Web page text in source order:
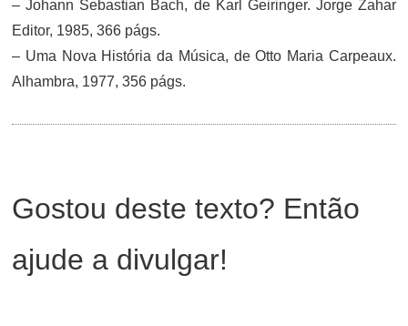
– Johann Sebastian Bach, de Karl Geiringer. Jorge Zahar
Editor, 1985, 366 págs.
– Uma Nova História da Música, de Otto Maria Carpeaux.
Alhambra, 1977, 356 págs.
Gostou deste texto? Então
ajude a divulgar!